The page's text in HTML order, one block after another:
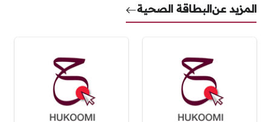
المزيد عنالبطاقة الصحية